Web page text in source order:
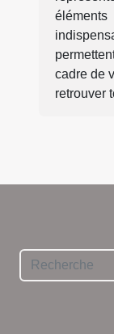
éléments
cadre de
retrouver